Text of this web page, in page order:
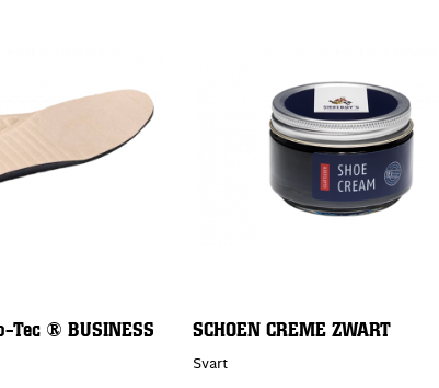
Tec ® BUSINESS SCHOEN CREME ZWART
Svart